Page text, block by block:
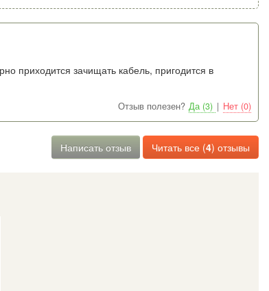
приходится зачищать кабель, пригодится в
Отзыв полезен? Да (3) | Нет (0)
Написать отзыв Читать все (4) отзывы